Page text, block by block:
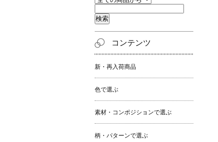
コンテンツ
新・再入荷商品
色で選ぶ
素材・コンポジションで選ぶ
柄・パターンで選ぶ